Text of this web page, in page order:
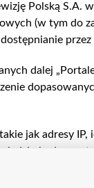
Polską S.A.
(w tym do
dalej
jak adresy
będą
na